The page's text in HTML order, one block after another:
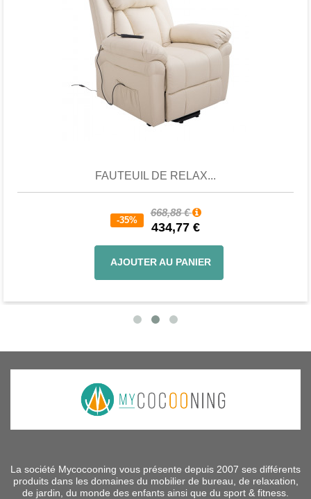
FAUTEUIL DE RELAX...
-35%
668,88 €
434,77 €
AJOUTER AU PANIER
Favori
La société Mycocooning vous présente depuis 2007 ses différents
produits dans les domaines du mobilier de bureau, de relaxation,
de jardin, du monde des enfants ainsi que du sport & fitness.